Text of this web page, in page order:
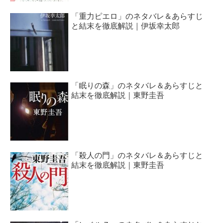
「重力ピエロ」のネタバレ＆あらすじ
と結末を徹底解説｜伊坂幸太郎
「眠りの森」のネタバレ＆あらすじと
結末を徹底解説｜東野圭吾
「殺人の門」のネタバレ＆あらすじと
結末を徹底解説｜東野圭吾